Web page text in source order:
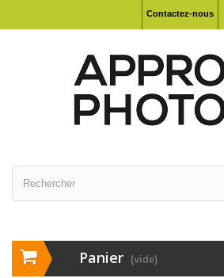
Contactez-nous
Panier (vide)